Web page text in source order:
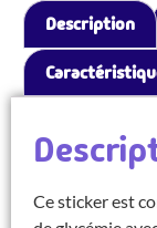
Description
Ce sticker est